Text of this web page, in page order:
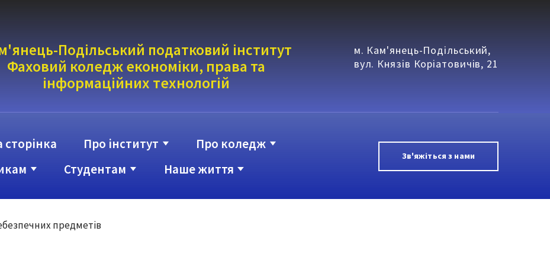
Подільський податковий інститут
Фаховий коледж економіки, права та
інформаційних технологій
м. Кам'янець-Подільський,
вул. Князів Коріатовичів, 21
сторінка Про інститут
Про коледж
Студентам Наше життя
Зв'яжіться з нами